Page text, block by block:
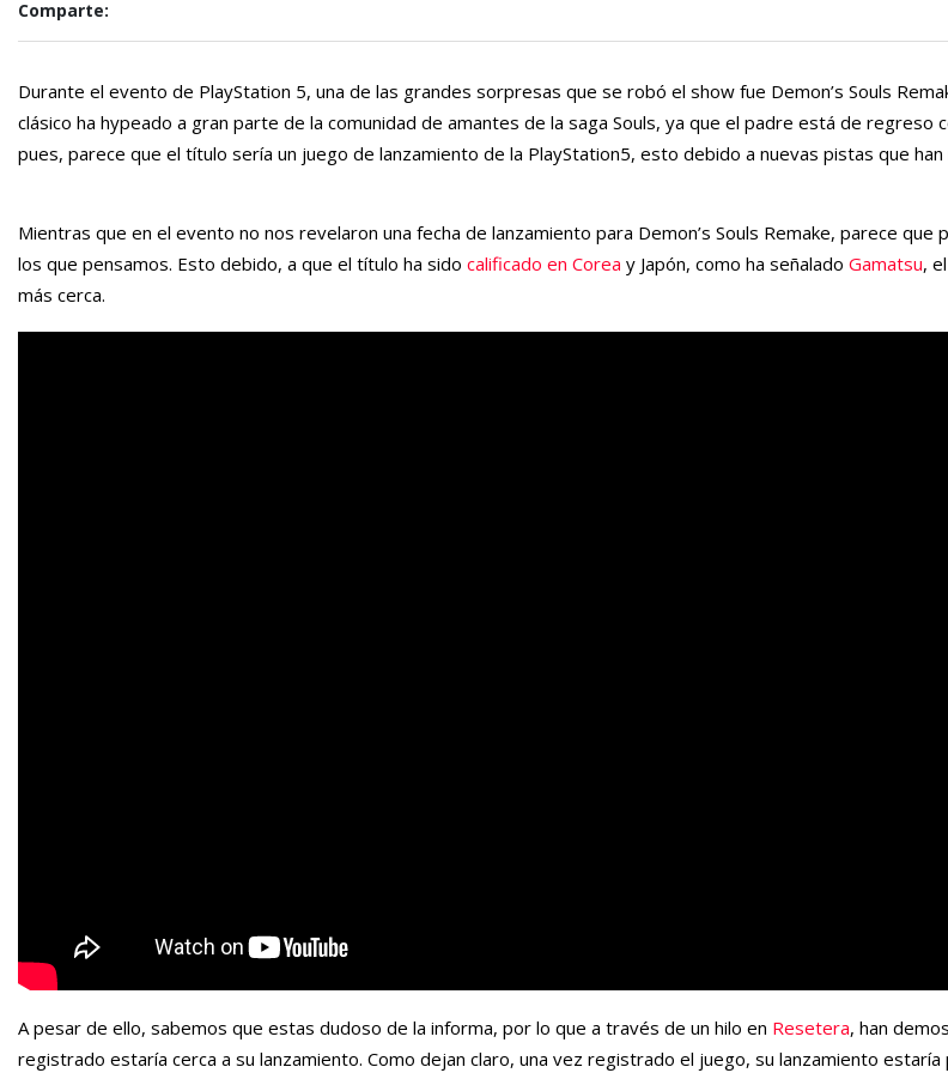
Comparte:
Durante el evento de PlayStation 5, una de las grandes sorpresas que se robó el show fue Demon’s Souls
clásico ha hypeado a gran parte de la comunidad de amantes de la saga Souls, ya que el padre está de regreso
pues, parece que el título sería un juego de lanzamiento de la PlayStation5, esto debido a nuevas pistas que
Mientras que en el evento no nos revelaron una fecha de lanzamiento para Demon’s Souls Remake, parece que
los que pensamos. Esto debido, a que el título ha sido calificado en Corea y Japón, como ha señalado Gamatsu,
más cerca.
A pesar de ello, sabemos que estas dudoso de la informa, por lo que a través de un hilo en Resetera, han
registrado estaría cerca a su lanzamiento. Como dejan claro, una vez registrado el juego, su lanzamiento